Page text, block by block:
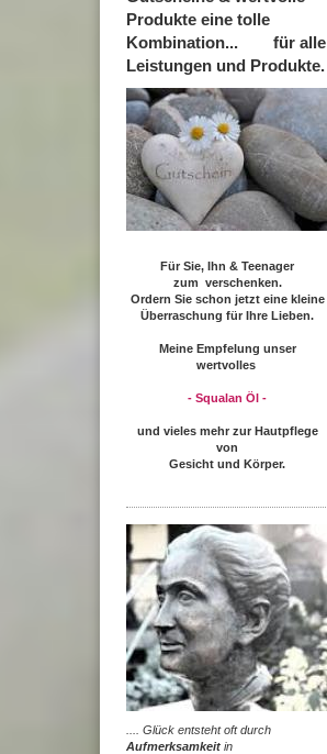
Produkte eine tolle
Kombination... für alle
Leistungen und Produkte.
Für Sie, Ihn & Teenager
zum verschenken.
Ordern Sie schon jetzt eine kleine
Überraschung für Ihre Lieben.
Meine Empfelung unser
wertvolles
- Squalan Öl -
und vieles mehr zur Hautpflege
von
Gesicht und Körper.
.... Glück entsteht oft durch
Aufmerksamkeit in